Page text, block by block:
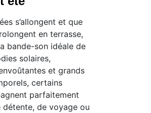
s’allongent et que
en terrasse,
bande-son idéale de
solaires,
et grands
certains
parfaitement
détente, de voyage ou